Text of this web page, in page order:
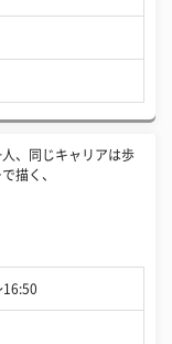
人、同じキャリアは歩
描く、
16:50